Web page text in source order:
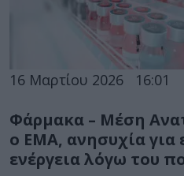
16 Μαρτίου 2026 16:01
Φάρμακα – Μέση
ο EMA, ανησυχία για
ενέργεια λόγω του